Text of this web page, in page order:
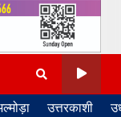
उत्तरकाशी